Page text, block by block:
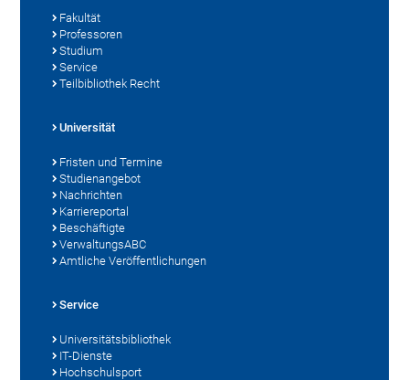
Fakultät
Professoren
Studium
Service
Teilbibliothek Recht
Universität
Fristen und Termine
Studienangebot
Nachrichten
Karriereportal
Beschäftigte
VerwaltungsABC
Amtliche Veröffentlichungen
Service
Universitätsbibliothek
IT-Dienste
Hochschulsport